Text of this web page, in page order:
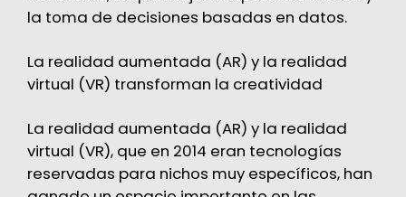
la toma de decisiones basadas en datos.
La realidad aumentada (AR) y la realidad
virtual (VR) transforman la creatividad
La realidad aumentada (AR) y la realidad
virtual (VR), que en 2014 eran tecnologías
reservadas para nichos muy específicos, han